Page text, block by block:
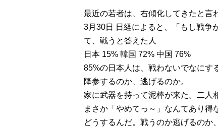
最近の若者は、右傾化してきたと言
3月30日 日経によると、「もし戦争
て、戦うと答えた人
日本 15% 韓国 72% 中国 76%
85%の日本人は、戦わないでなにす
降参するのか、逃げるのか。
家に武器を持って泥棒が来た。二人
まさか「やめてっ～」なんてあり得
どうするんだ。戦うのか逃げるのか